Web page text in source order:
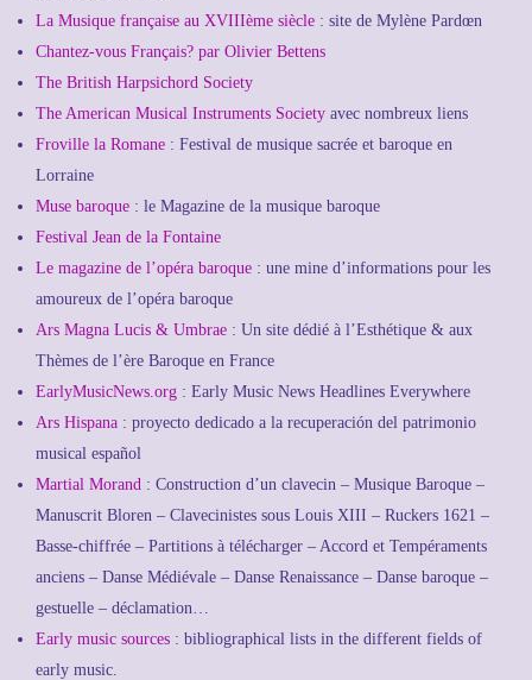
La Musique française au XVIIIème siècle : site de Mylène Pardœn
Chantez-vous Français? par Olivier Bettens
The British Harpsichord Society
The American Musical Instruments Society avec nombreux liens
Froville la Romane : Festival de musique sacrée et baroque en
Lorraine
Muse baroque : le Magazine de la musique baroque
Festival Jean de la Fontaine
Le magazine de l’opéra baroque : une mine d’informations pour les
amoureux de l’opéra baroque
Ars Magna Lucis & Umbrae : Un site dédié à l’Esthétique & aux
Thèmes de l’ère Baroque en France
EarlyMusicNews.org : Early Music News Headlines Everywhere
Ars Hispana : proyecto dedicado a la recuperación del patrimonio
musical español
Martial Morand : Construction d’un clavecin – Musique Baroque –
Manuscrit Bloren – Clavecinistes sous Louis XIII – Ruckers 1621 –
Basse-chiffrée – Partitions à télécharger – Accord et Tempéraments
anciens – Danse Médiévale – Danse Renaissance – Danse baroque –
gestuelle – déclamation…
Early music sources : bibliographical lists in the different fields of
early music.